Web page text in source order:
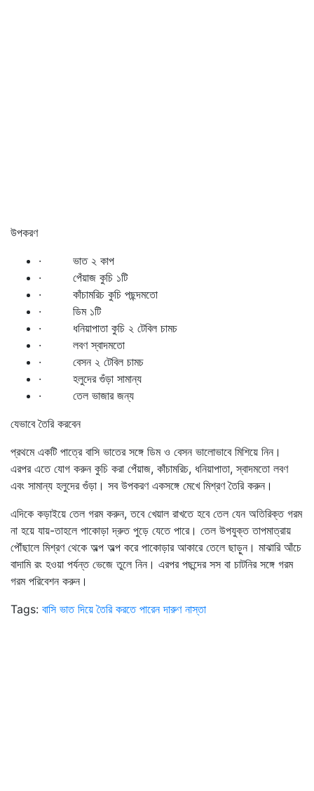
উপকরণ
· ভাত ২ কাপ
· পেঁয়াজ কুচি ১টি
· কাঁচামরিচ কুচি পছন্দমতো
· ডিম ১টি
· ধনিয়াপাতা কুচি ২ টেবিল চামচ
· লবণ স্বাদমতো
· বেসন ২ টেবিল চামচ
· হলুদের গুঁড়া সামান্য
· তেল ভাজার জন্য
যেভাবে তৈরি করবেন
প্রথমে একটি পাত্রে বাসি ভাতের সঙ্গে ডিম ও বেসন ভালোভাবে মিশিয়ে নিন।
এরপর এতে যোগ করুন কুচি করা পেঁয়াজ, কাঁচামরিচ, ধনিয়াপাতা, স্বাদমতো লবণ
এবং সামান্য হলুদের গুঁড়া। সব উপকরণ একসঙ্গে মেখে মিশ্রণ তৈরি করুন।
এদিকে কড়াইয়ে তেল গরম করুন, তবে খেয়াল রাখতে হবে তেল যেন অতিরিক্ত গরম
না হয়ে যায়-তাহলে পাকোড়া দ্রুত পুড়ে যেতে পারে। তেল উপযুক্ত তাপমাত্রায়
পৌঁছালে মিশ্রণ থেকে অল্প অল্প করে পাকোড়ার আকারে তেলে ছাড়ুন। মাঝারি আঁচে
বাদামি রং হওয়া পর্যন্ত ভেজে তুলে নিন। এরপর পছন্দের সস বা চাটনির সঙ্গে গরম
গরম পরিবেশন করুন।
Tags: বাসি ভাত দিয়ে তৈরি করতে পারেন দারুণ নাস্তা